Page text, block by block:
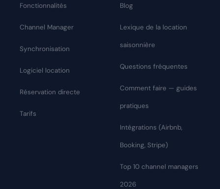
Fonctionnalités
Channel Manager
Synchronisation
Logiciel location
Réservation directe
Tarifs
Blog
Lexique de la location
saisonnière
Questions fréquentes
Comment faire — guides
pratiques
Intégrations (Airbnb,
Booking, Stripe)
Top 10 channel managers
2026